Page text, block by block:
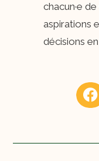
chacun·e
aspirations
décisions